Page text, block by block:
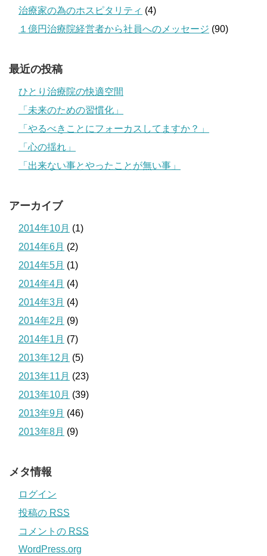
治療家の為のホスピタリティ (4)
１億円治療院経営者から社員へのメッセージ (90)
最近の投稿
ひとり治療院の快適空間
「未来のための習慣化」
「やるべきことにフォーカスしてますか？」
「心の揺れ」
「出来ない事とやったことが無い事」
アーカイブ
2014年10月 (1)
2014年6月 (2)
2014年5月 (1)
2014年4月 (4)
2014年3月 (4)
2014年2月 (9)
2014年1月 (7)
2013年12月 (5)
2013年11月 (23)
2013年10月 (39)
2013年9月 (46)
2013年8月 (9)
メタ情報
ログイン
投稿の RSS
コメントの RSS
WordPress.org